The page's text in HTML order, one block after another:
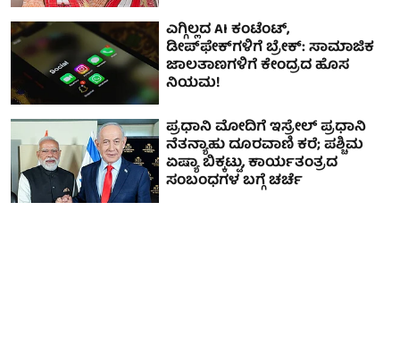
ಎಗ್ಗಿಲ್ಲದ AI ಕಂಟೆಂಟ್,
ಡೀಪ್‌ಫೇಕ್‌ಗಳಿಗೆ ಬ್ರೇಕ್: ಸಾಮಾಜಿಕ
ಜಾಲತಾಣಗಳಿಗೆ ಕೇಂದ್ರದ ಹೊಸ
ನಿಯಮ!
ಪ್ರಧಾನಿ ಮೋದಿಗೆ ಇಸ್ರೇಲ್ ಪ್ರಧಾನಿ
ನೆತನ್ಯಾಹು ದೂರವಾಣಿ ಕರೆ; ಪಶ್ಚಿಮ
ಏಷ್ಯಾ ಬಿಕ್ಕಟ್ಟು, ಕಾರ್ಯತಂತ್ರದ
ಸಂಬಂಧಗಳ ಬಗ್ಗೆ ಚರ್ಚೆ